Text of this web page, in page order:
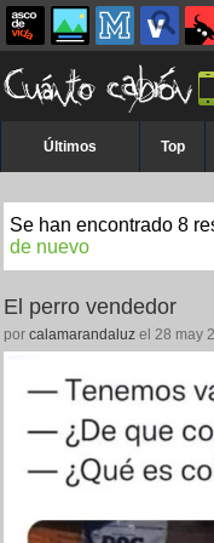
Últimos Top
Se han encontrado 8
de nuevo
El perro vendedor
por calamarandaluz el 28 may